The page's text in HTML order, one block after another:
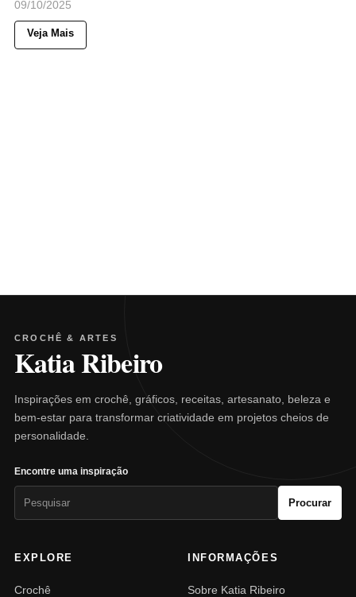
09/10/2025
Veja Mais
CROCHÊ & ARTES
Katia Ribeiro
Inspirações em crochê, gráficos, receitas, artesanato, beleza e
bem-estar para transformar criatividade em projetos cheios de
personalidade.
Encontre uma inspiração
Procurar
EXPLORE
Crochê
INFORMAÇÕES
Sobre Katia Ribeiro